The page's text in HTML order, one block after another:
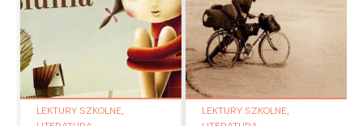
LEKTURY SZKOLNE,
LEKTURY SZKOLNE,